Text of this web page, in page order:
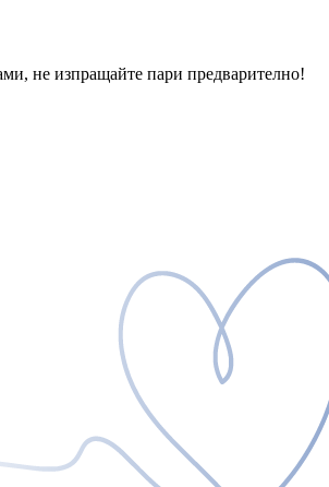
не изпращайте пари предварително!